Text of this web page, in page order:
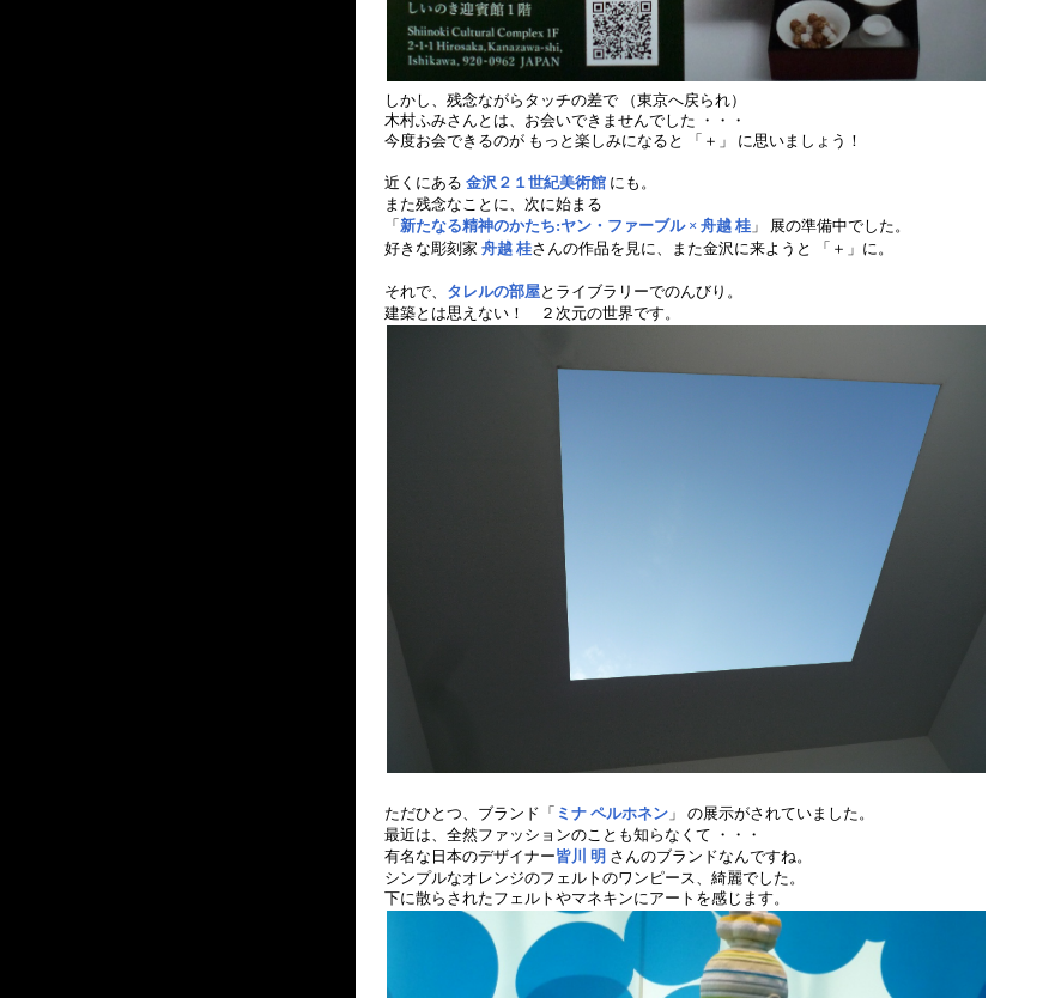
しかし、残念ながらタッチの差で （東京へ戻られ）
木村ふみさんとは、お会いできませんでした ・・・
今度お会できるのが もっと楽しみになると 「＋」 に思いましょう！
近くにある 金沢２１世紀美術館 にも。
また残念なことに、次に始まる
「 新たなる精神のかたち:ヤン・ファーブル × 舟越 桂 」 展の準備中でした。
好きな彫刻家 舟越 桂さんの作品を見に、また金沢に来ようと 「＋」に。
それで、 タレルの部屋とライブラリーでのんびり。
建築とは思えない！ ２次元の世界です。
ただひとつ、ブランド「 ミナ ペルホネン 」 の展示がされていました。
最近は、全然ファッションのことも知らなくて ・・・
有名な日本のデザイナー皆川 明 さんのブランドなんですね。
シンプルなオレンジのフェルトのワンピース、綺麗でした。
下に散らされたフェルトやマネキンにアートを感じます。